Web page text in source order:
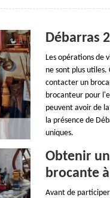
Débarras
Les opérations de
ne sont plus utiles.
contacter un
brocanteur pour
peuvent avoir de
la présence de
uniques.
Obtenir
brocante
Avant de